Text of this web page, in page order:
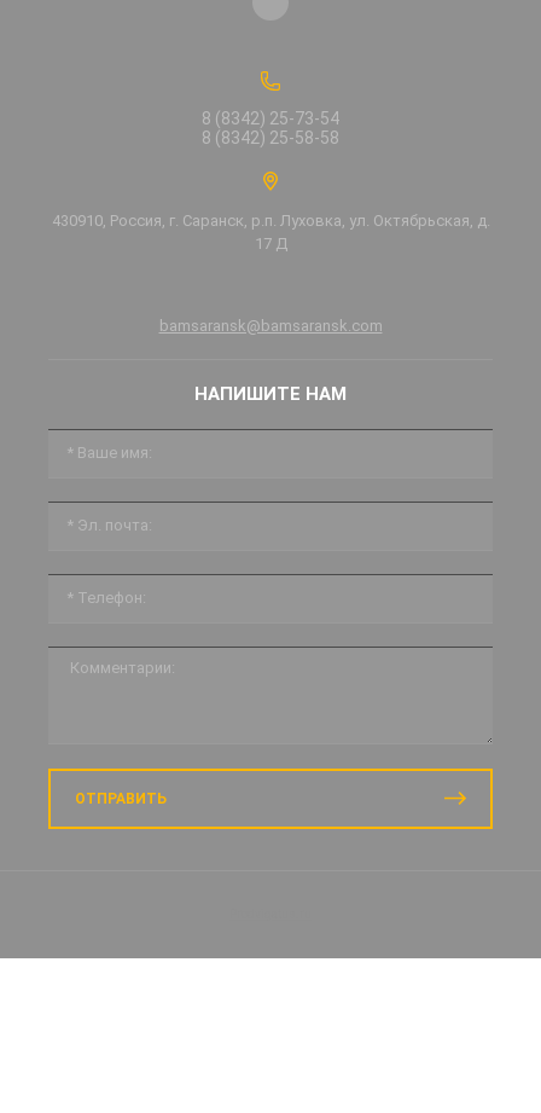
8 (8342) 25-73-54
8 (8342) 25-58-58
430910, Россия, г. Саранск, р.п. Луховка, ул. Октябрьская, д.
17 Д
bamsaransk@bamsaransk.com
НАПИШИТЕ НАМ
ОТПРАВИТЬ